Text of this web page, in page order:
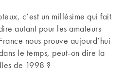
c’est un millésime qui fait
autant pour les amateurs
nous prouve aujourd’hui
le temps, peut-on dire la
de 1998 ?